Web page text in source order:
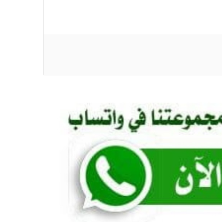
الولايات المتحدة: عشرات القتلى والجرحى
في حادث إطلاق نار مروع بولاية مين
كشف ملابسات مقتل بطلة العالم في
مصر.. المتهم “عتيد الإجرام”
حل لغز جريمة “عروس القليوبية”.. والقاتل